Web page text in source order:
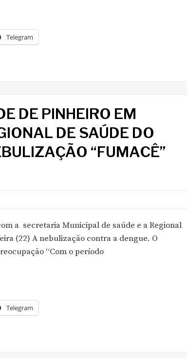
Telegram
DE PINHEIRO EM
DE SAÚDE DO
“FUMACÊ”
a secretaria Municipal de saúde e a Regional
(22) A nebulização contra a dengue. O
“Com o período
Telegram